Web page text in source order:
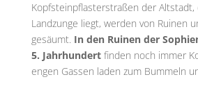
Kopfsteinpflasterstraßen der Altstadt,
Landzunge liegt, werden von Ruinen
gesäumt. In den Ruinen der
5. Jahrhundertfinden noch immer
engen Gassen laden zum Bummeln